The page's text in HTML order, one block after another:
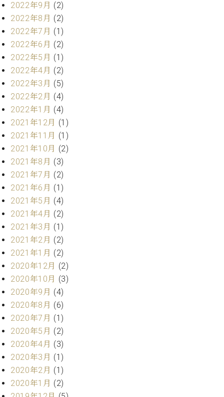
C.
ベ
ヒ
シ
タ
イ
ン
レ
ジ
デ
ン
ス
ア
ッ
プ
ラ
ト
ピ
ア
ノ
C.
ベ
ヒ
シ
ュ
タ
イ
ン
ア
カ
デ
ミ
スタ
ジオ
空き
状況
動
収
録
サ
ー
ビ
ス
楽
教
室
ピ
ア
の
コ
ン
シ
ェ
ル
ュ
ア
ク
セ
ス
セン
トラ
ム東
京の
ご案
2022年9月 (2)
2022年8月 (2)
2022年7月 (1)
2022年6月 (2)
2022年5月 (1)
2022年4月 (2)
2022年3月 (5)
2022年2月 (4)
2022年1月 (4)
2021年12月 (1)
2021年11月 (1)
2021年10月 (2)
2021年8月 (3)
2021年7月 (2)
2021年6月 (1)
2021年5月 (4)
2021年4月 (2)
2021年3月 (1)
2021年2月 (2)
2021年1月 (2)
2020年12月 (2)
2020年10月 (3)
2020年9月 (4)
2020年8月 (6)
2020年7月 (1)
2020年5月 (2)
2020年4月 (3)
2020年3月 (1)
2020年2月 (1)
2020年1月 (2)